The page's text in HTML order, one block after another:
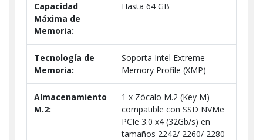
Capacidad
Máxima de
Memoria:
Hasta 64 GB
Tecnología de
Memoria:
Soporta Intel Extreme
Memory Profile (XMP)
Almacenamiento
M.2:
1 x Zócalo M.2 (Key M)
compatible con SSD NVMe
PCIe 3.0 x4 (32Gb/s) en
tamaños 2242/ 2260/ 2280